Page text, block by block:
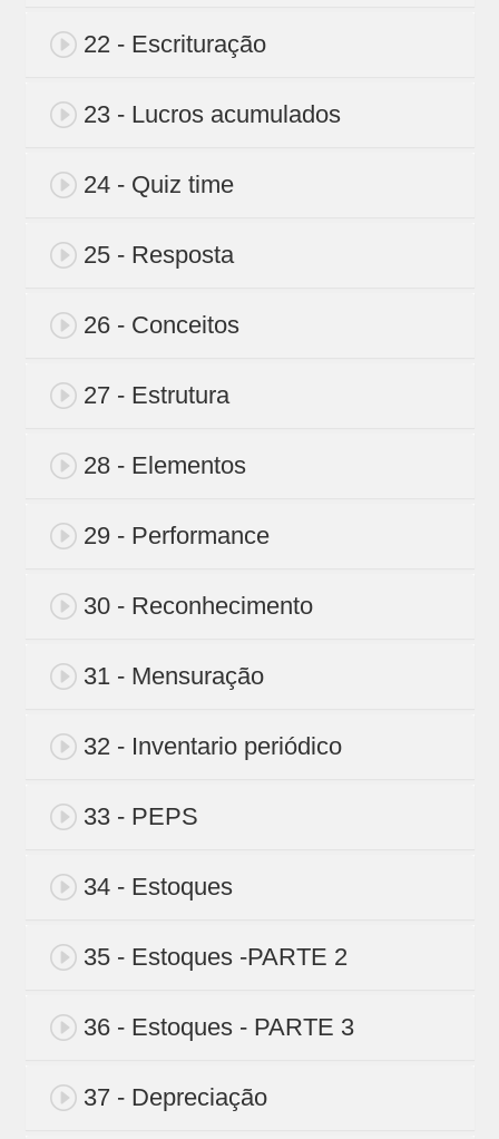
22 - Escrituração
23 - Lucros acumulados
24 - Quiz time
25 - Resposta
26 - Conceitos
27 - Estrutura
28 - Elementos
29 - Performance
30 - Reconhecimento
31 - Mensuração
32 - Inventario periódico
33 - PEPS
34 - Estoques
35 - Estoques -PARTE 2
36 - Estoques - PARTE 3
37 - Depreciação